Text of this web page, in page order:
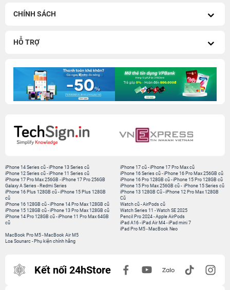
CHÍNH SÁCH
HỖ TRỢ
iPhone 14 Series cũ -iPhone 13 Series cũ
iPhone 12 Series cũ -iPhone 11 Series cũ
iPhone 17 Pro Max 256GB -iPhone 17 Pro 256GB
Galaxy A Series - Redmi Series
iPhone 17 cũ -iPhone 17 Pro Max cũ
iPhone 16 Series cũ - iPhone 16 Pro Max 256GB cũ
iPhone 16 Pro 128GB cũ -iPhone 15 Pro 128GB cũ
iPhone 15 Pro Max 256GB cũ - iPhone 15 Series cũ
iPhone 16 Plus 128GB cũ -iPhone 15 Plus 128GB
cũ
iPhone 16 128GB cũ -iPhone 14 Pro Max 128GB cũ
iPhone 15 128GB cũ -iPhone 13 Pro Max 128GB cũ
iPhone 14 Pro 128GB cũ -iPhone 11 Pro Max 64GB
cũ
iPhone 13 128GB Cũ -iPhone 12 Pro Max 128GB
Cũ
Watch cũ -AirPods cũ
Watch Series 11 -Watch SE 2025
Pencil Pro 2024 -Apple AirPods
iPad A16 -iPad Air M4 -iPad mini 7
iPad Pro M5 - MacBook Neo
MacBook Pro M5 - MacBook Air M5
Loa Sounarc - Phụ kiện chính hãng
Kết nối 24hStore